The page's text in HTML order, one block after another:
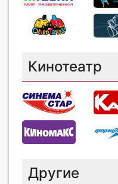
Кинотеатр
Другие